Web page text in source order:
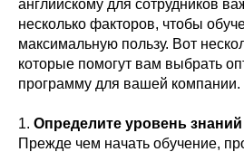
английскому для сотрудников
несколько факторов, чтобы
максимальную пользу. Вот
которые помогут вам выбрать
программу для вашей компании.
1. Определите уровень
Прежде чем начать обучение,